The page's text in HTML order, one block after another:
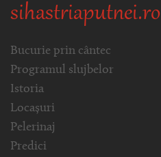
sihastriaputnei.ro
Bucurie prin cântec
Programul slujbelor
Istoria
Locașuri
Pelerinaj
Predici